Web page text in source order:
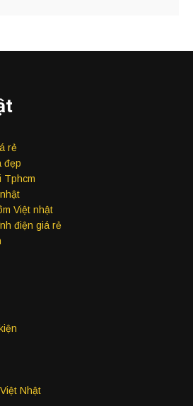
rẻ
đẹp
Tphcm
Việt nhật
điện giá rẻ
Nhật